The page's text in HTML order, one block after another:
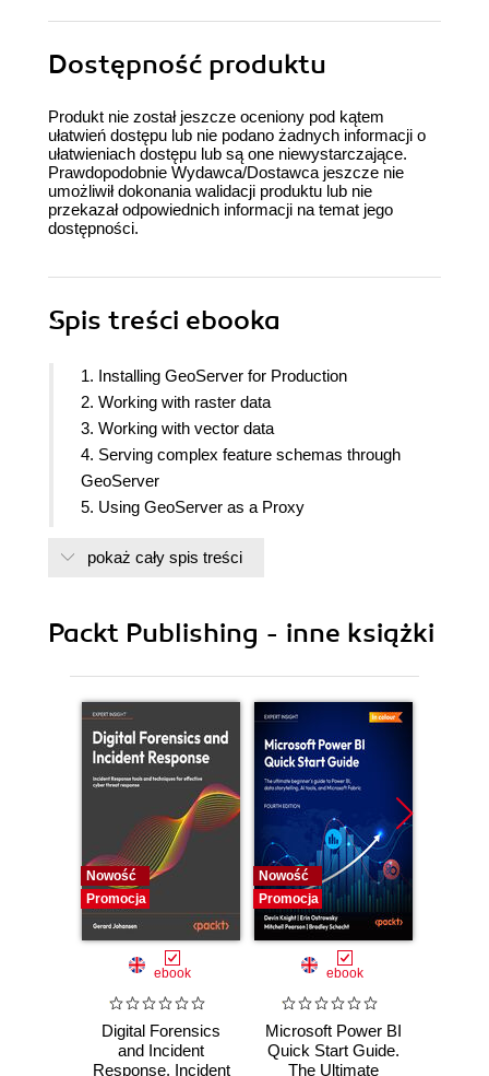
Dostępność produktu
Produkt nie został jeszcze oceniony pod kątem
ułatwień dostępu lub nie podano żadnych informacji o
ułatwieniach dostępu lub są one niewystarczające.
Prawdopodobnie Wydawca/Dostawca jeszcze nie
umożliwił dokonania walidacji produktu lub nie
przekazał odpowiednich informacji na temat jego
dostępności.
Spis treści ebooka
1. Installing GeoServer for Production
2. Working with raster data
3. Working with vector data
4. Serving complex feature schemas through
GeoServer
5. Using GeoServer as a Proxy
7. Using GeoServer to print maps
9. GeoServer as a spatial analysis platform
GeoServer
12. Optimising GeoServer for Production
pokaż cały spis treści
Packt Publishing - inne książki
Nowość
Promocja
ebook
Digital Forensics
and Incident
Response. Incident
Nowość
Promocja
ebook
Microsoft Power BI
Quick Start Guide.
The Ultimate